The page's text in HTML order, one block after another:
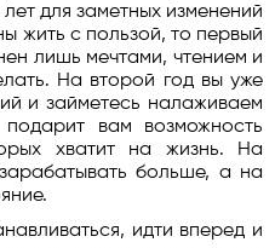
для заметных изменений
жить с пользой, то первый
лишь мечтами, чтением и
На второй год вы уже
и займетесь налаживаем
вам возможность
хватит на жизнь. На
больше, а на
идти вперед и